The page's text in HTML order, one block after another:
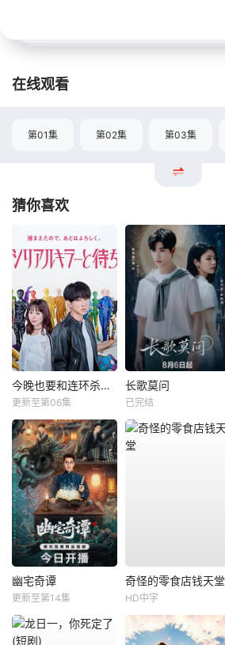
在线观看
第01集 第02集 第03集
猜你喜欢
今晚也要和连环杀手约会
更新至第06集
长歌莫问
已完结
幽宅奇谭
更新至第14集
奇怪的零食店钱天堂
HD中字